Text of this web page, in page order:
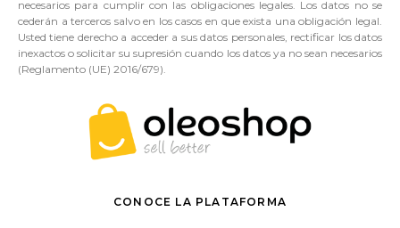
necesarios para cumplir con las obligaciones legales. Los datos no se
cederán a terceros salvo en los casos en que exista una obligación legal.
Usted tiene derecho a acceder a sus datos personales, rectificar los datos
inexactos o solicitar su supresión cuando los datos ya no sean necesarios
(Reglamento (UE) 2016/679).
CONOCE LA PLATAFORMA